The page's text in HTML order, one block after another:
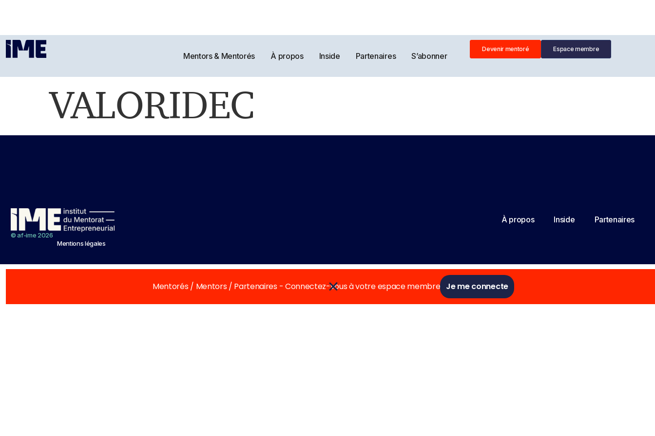
Mentors & Mentorés À propos Inside Partenaires S’abonner
Devenir mentoré Espace membre
VALORIDEC
© af-ime 2026
Mentions légales
À propos Inside Partenaires
Mentorés / Mentors / Partenaires - Connectez-vous à votre espace membre Je me connecte